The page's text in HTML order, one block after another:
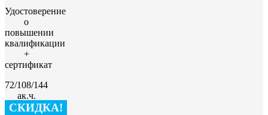
Удостоверение
о
повышении
квалификации
+
сертификат
72/108/144
ак.ч.
СКИДКА!